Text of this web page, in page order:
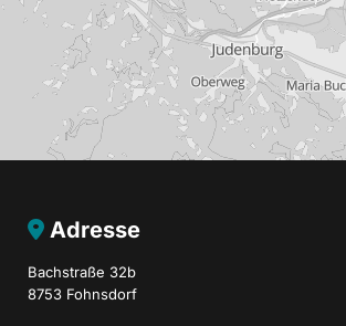
 Adresse
Bachstraße 32b
8753 Fohnsdorf